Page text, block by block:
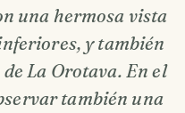
una hermosa vista
y también
La Orotava. En el
también una